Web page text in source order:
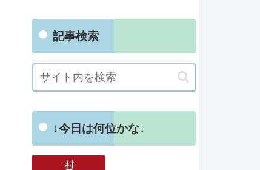
記事検索
↓今日は何位かな↓